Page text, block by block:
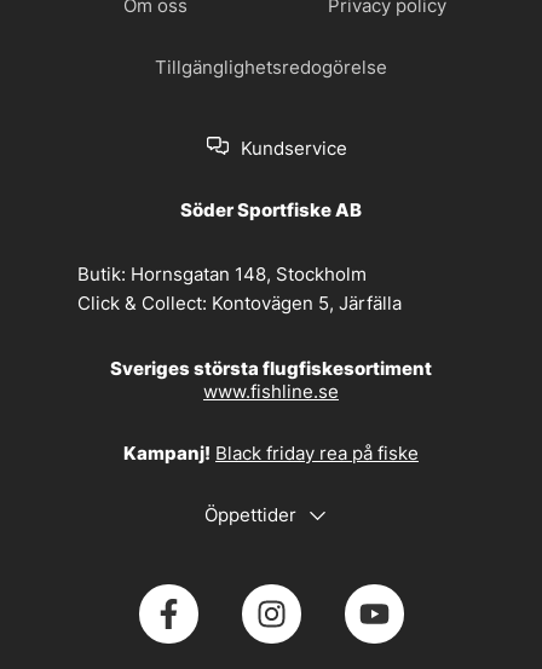
Om oss Privacy policy
Tillgänglighetsredogörelse
Kundservice
Söder Sportfiske AB
Butik: Hornsgatan 148, Stockholm
Click & Collect: Kontovägen 5, Järfälla
Sveriges största flugfiskesortiment
www.fishline.se
Kampanj! Black friday rea på fiske
Öppettider